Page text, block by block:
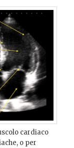
cardiaco
o per